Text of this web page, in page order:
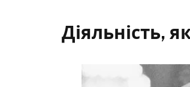
Діяльність,